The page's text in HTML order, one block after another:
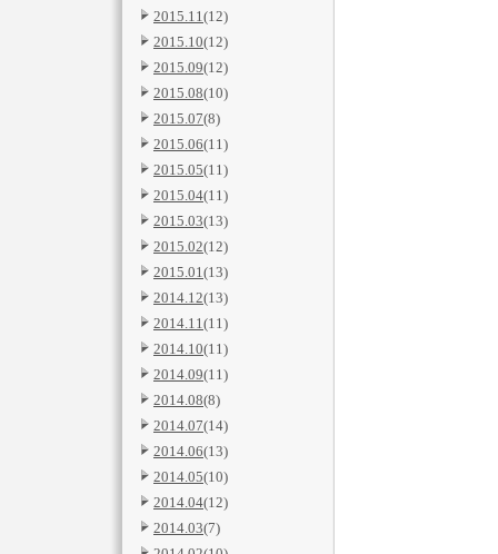
2015.11(12)
2015.10(12)
2015.09(12)
2015.08(10)
2015.07(8)
2015.06(11)
2015.05(11)
2015.04(11)
2015.03(13)
2015.02(12)
2015.01(13)
2014.12(13)
2014.11(11)
2014.10(11)
2014.09(11)
2014.08(8)
2014.07(14)
2014.06(13)
2014.05(10)
2014.04(12)
2014.03(7)